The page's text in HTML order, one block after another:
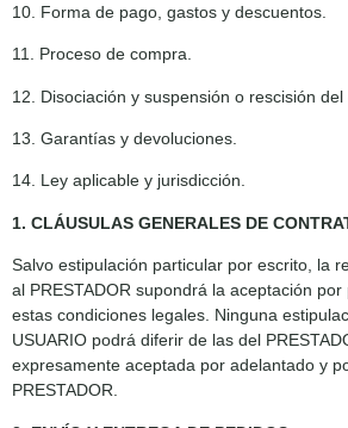
10. Forma de pago, gastos y descuentos.
11. Proceso de compra.
12. Disociación y suspensión o rescisión del
13. Garantías y devoluciones.
14. Ley aplicable y jurisdicción.
1. CLÁUSULAS GENERALES DE
Salvo estipulación particular por escrito, la
al PRESTADOR supondrá la aceptación
estas condiciones legales. Ninguna
USUARIO podrá diferir de las del
expresamente aceptada por adelantado y
PRESTADOR.